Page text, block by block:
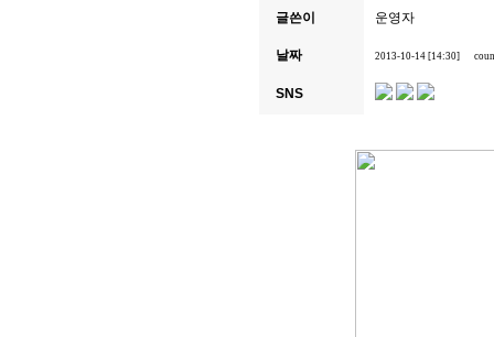
글쓴이 운영자
날짜 2013-10-14 [14:30]
SNS